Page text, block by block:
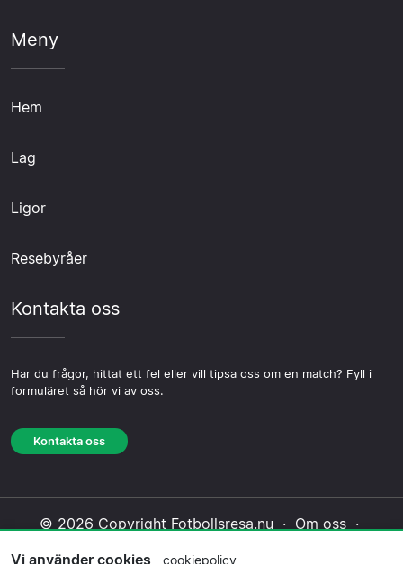
Meny
Hem
Lag
Ligor
Resebyråer
Kontakta oss
Har du frågor, hittat ett fel eller vill tipsa oss om en match? Fyll i
formuläret så hör vi av oss.
Kontakta oss
© 2026 Copyright Fotbollsresa.nu · Om oss ·
Vi använder cookies cookiepolicy